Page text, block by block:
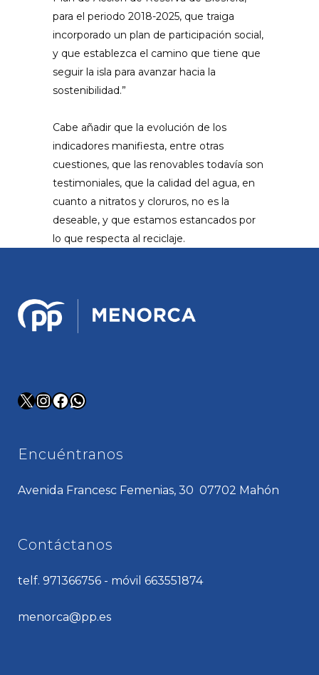
para el periodo 2018-2025, que traiga
incorporado un plan de participación social,
y que establezca el camino que tiene que
seguir la isla para avanzar hacia la
sostenibilidad.”
Cabe añadir que la evolución de los
indicadores manifiesta, entre otras
cuestiones, que las renovables todavía son
testimoniales, que la calidad del agua, en
cuanto a nitratos y cloruros, no es la
deseable, y que estamos estancados por
lo que respecta al reciclaje.
X Instagram
Facebook
WhatsApp
Encuéntranos
Avenida Francesc Femenias, 30 07702 Mahón
Contáctanos
telf. 971366756 - móvil 663551874
menorca@pp.es